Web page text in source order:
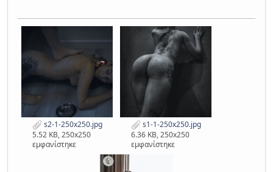
s2-1-250x250.jpg
5.52 KB, 250x250
εμφανίστηκε
s1-1-250x250.jpg
6.36 KB, 250x250
εμφανίστηκε